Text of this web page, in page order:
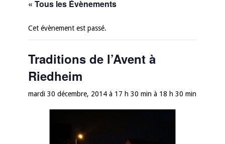
« Tous les Évènements
Cet évènement est passé.
Traditions de l’Avent à
Riedheim
mardi 30 décembre, 2014 à 17 h 30 min à 18 h 30 min